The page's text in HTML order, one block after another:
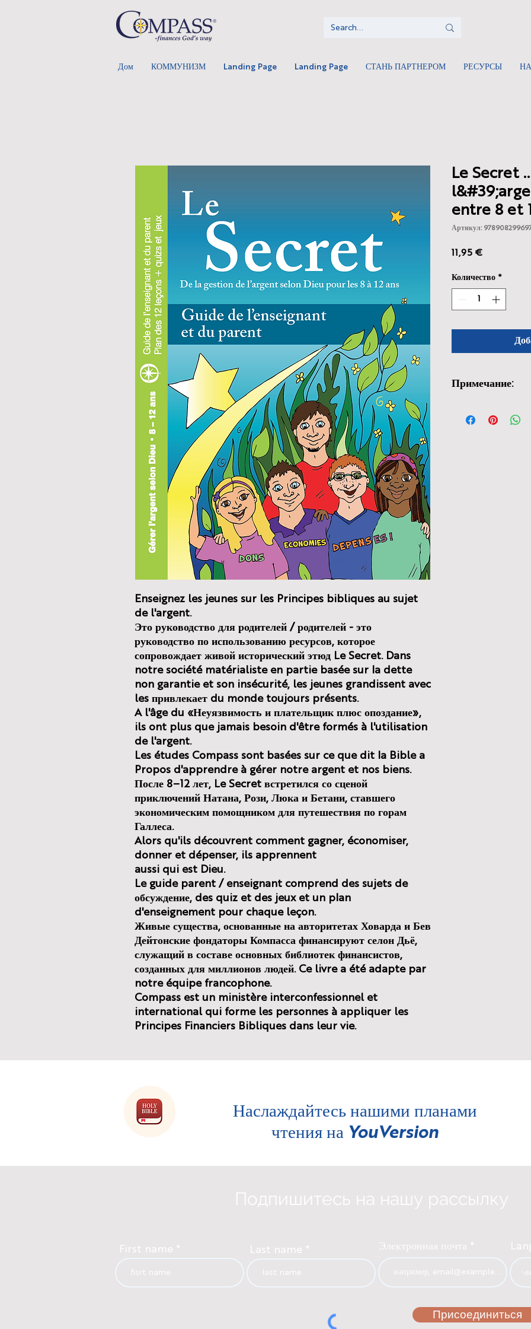
Дом КОММУНИЗМ Landing Page Landing Page СТАНЬ ПАРТНЕРОМ РЕСУРСЫ
Enseignez les jeunes sur les Principes bibliques au sujet
de l'argent.
Это руководство для родителей / родителей - это
руководство по использованию ресурсов, которое
сопровождает живой исторический этюд Le Secret. Dans
notre société matérialiste en partie basée sur la dette
non garantie et son insécurité, les jeunes grandissent avec
les привлекает du monde toujours présents.
A l'âge du «Неуязвимость и плательщик плюс опоздание»,
ils ont plus que jamais besoin d'être formés à l'utilisation
de l'argent.
Les études Compass sont basées sur ce que dit la Bible a
Propos d'apprendre à gérer notre argent et nos biens.
После 8–12 лет, Le Secret встретился со сценой
приключений Натана, Рози, Люка и Бетани, ставшего
экономическим помощником для путешествия по горам
Галлеса.
Alors qu'ils découvrent comment gagner, économiser,
donner et dépenser, ils apprennent
aussi qui est Dieu.
Le guide parent / enseignant comprend des sujets de
обсуждение, des quiz et des jeux et un plan
d'enseignement pour chaque leçon.
Живые существа, основанные на авторитетах Ховарда и Бев
Дейтонские фондаторы Компасса финансируют селон Дьё,
служащий в составе основных библиотек финансистов,
созданных для миллионов людей. Ce livre a été adapte par
notre équipe francophone.
Compass est un ministère interconfessionnel et
international qui forme les personnes à appliquer les
Principes Financiers Bibliques dans leur vie.
Le Secret
entre 8 et
Артикул:
11,95 €Цена
Количество *
Примечание:
réception du livre,
Наслаждайтесь нашими планами
чтения наYouVersion
Подпишитесь на нашу рассылку
First name Last name Электронная почта
Присоединиться